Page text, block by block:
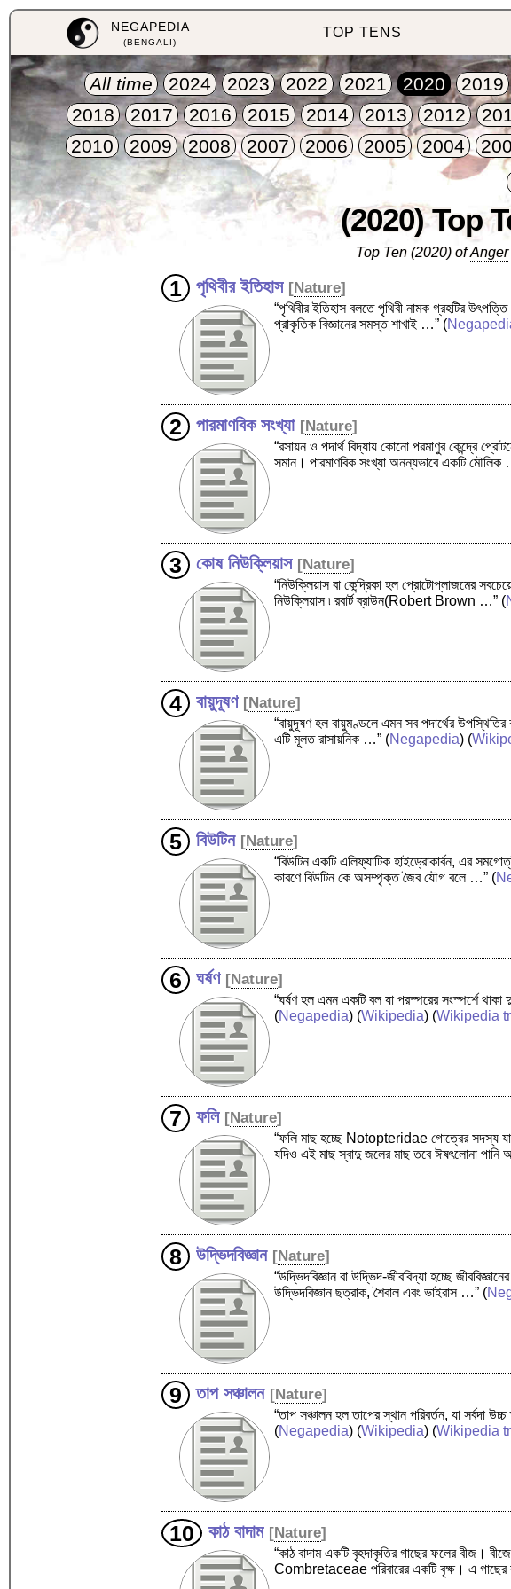
NEGAPEDIA
(BENGALI)
TOP TENS
All time 2024 2023 2022 2021 2020
2019
2018
2017 2016 2015 2014 2013 2012
2010
2009 2008 2007 2006 2005 2004
(2020) Top
Top Ten (2020) ofAnger
পৃথিবীর ইতিহাস [Nature]
“পৃথিবীর ইতিহাস বলতে পৃথিবী নামক গ্রহটির
প্রাকৃতিক বিজ্ঞানের সমস্ত শাখাই …” (
পারমাণবিক সংখ্যা [Nature]
“রসায়ন ও পদার্থ বিদ্যায় কোনো পরমাণুর কেন্দ্রে
সমান। পারমাণবিক সংখ্যা অনন্যভাবে একটি মৌলিক
কোষ নিউক্লিয়াস [Nature]
“নিউক্লিয়াস বা কেন্দ্রিকা হল প্রোটোপ্লাজমের
নিউক্লিয়াস ৷ রবার্ট ব্রাউন(Robert Brown …” (
বায়ুদূষণ [Nature]
“বায়ুদূষণ হল বায়ুমণ্ডলে এমন সব পদার্থের উপস্থিতির
এটি মূলত রাসায়নিক …” (Negapedia) (
বিউটিন [Nature]
“বিউটিন একটি এলিফ্যাটিক হাইড্রোকার্বন, এর
কারণে বিউটিন কে অসম্পৃক্ত জৈব যৌগ বলে …” (
ঘর্ষণ [Nature]
“ঘর্ষণ হল এমন একটি বল যা পরস্পরের সংস্পর্শে
(Negapedia) (Wikipedia) (Wikipedia
ফলি [Nature]
“ফলি মাছ হচ্ছে Notopteridae গোত্রের সদস্য যা
যদিও এই মাছ স্বাদু জলের মাছ তবে ঈষৎলোনা পানি
উদ্ভিদবিজ্ঞান [Nature]
“উদ্ভিদবিজ্ঞান বা উদ্ভিদ-জীববিদ্যা হচ্ছে
উদ্ভিদবিজ্ঞান ছত্রাক, শৈবাল এবং ভাইরাস …” (
তাপ সঞ্চালন [Nature]
“তাপ সঞ্চালন হল তাপের স্থান পরিবর্তন, যা সর্বদা
(Negapedia) (Wikipedia) (Wikipedia
কাঠ বাদাম [Nature]
“কাঠ বাদাম একটি বৃহদাকৃতির গাছের ফলের বীজ।
Combretaceae পরিবারের একটি বৃক্ষ। এ